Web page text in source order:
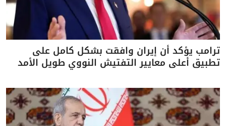
ترامب يؤكد أن إيران وافقت بشكل كامل على
تطبيق أعلى معايير التفتيش النووي طويل الأمد